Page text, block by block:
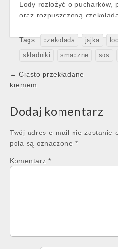
Lody rozłożyć o pucharków,
oraz rozpuszczoną czekoladą.
Tags: czekolada jajka
składniki smaczne sos
Post
navigation
← Ciasto przekładane
kremem
Dodaj komentarz
Twój adres e-mail nie zostanie
pola są oznaczone *
Komentarz *